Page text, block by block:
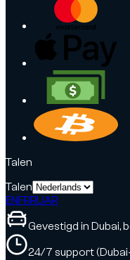
Talen
Talen
ENFRRUAR
Gevestigd in Dubai,
24/7 support